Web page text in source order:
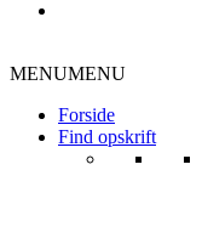
MENUMENU
Forside
Find opskrift